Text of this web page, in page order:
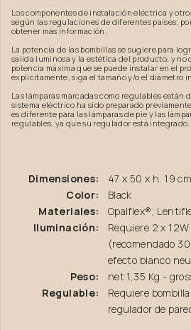
Los componentes de instalación eléctrica y
según las regulaciones de diferentes países;
obtener más información.
La potencia de las bombillas se sugiere para
salida luminosa y la estética del producto, y no
potencia máxima que se puede instalar en el
explícitamente, siga el tamaño y/o el diámetro
Las lámparas marcadas como regulables están
sistema eléctrico ha sido preparado
es diferente para las lámparas de pie y las
regulables, ya que su regulador está integrado.
Dimensiones:
47 x 50 x h. 19 cm
Color:
Black
Materiales:
Opalflex®,
Iluminación:
Requiere 2 x
(recomendado
efecto blanco
Peso:
net 1,35 Kg -
Regulable:
Requiere
regulador de